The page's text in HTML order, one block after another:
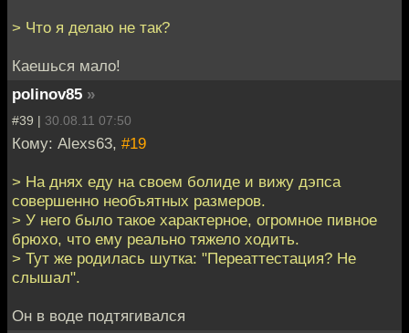
> Что я делаю не так?
Каешься мало!
polinov85 »
#39 | 30.08.11 07:50
Кому: Alexs63, #19
> На днях еду на своем болиде и вижу дэпса
совершенно необъятных размеров.
> У него было такое характерное, огромное пивное
брюхо, что ему реально тяжело ходить.
> Тут же родилась шутка: "Переаттестация? Не
слышал".
Он в воде подтягивался